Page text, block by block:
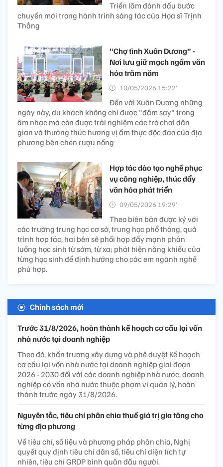
Triển lãm đánh dấu bước
chuyển mới trong hành trình sáng tác của Họa sĩ Trịnh
Thắng
"Chợ tình Xuân Dương” -
Nơi lưu giữ mạch ngầm văn
hóa trăm năm
10/05/2026 15:22’
Đến với Xuân Dương những
ngày này, du khách không chỉ được "đắm say" trong
âm nhạc mà còn được trải nghiệm các trò chơi dân
gian và thưởng thức hương vị ẩm thực độc đáo của địa
phương bên chén rượu nồng
Hợp tác đào tạo nghề phục
vụ công nghiệp, thúc đẩy
văn hóa phát triển
09/05/2026 19:29’
Theo biên bản được ký với
các trường trung học cơ sở, trung học phổ thông, quá
trình hợp tác, hai bên sẽ phối hợp đẩy mạnh phân
luồng học sinh từ sớm, từ xa; phát hiện năng khiếu của
từng học sinh để định hướng cho các em ngành nghề
phù hợp.
Chính sách mới
Trước 31/8/2026, hoàn thành kế hoạch cơ cấu lại vốn
nhà nước tại doanh nghiệp
Theo đó, khẩn trương xây dựng và phê duyệt Kế hoạch
cơ cấu lại vốn nhà nước tại doanh nghiệp giai đoạn
2026 - 2030 đối với các doanh nghiệp nhà nước, doanh
nghiệp có vốn nhà nước thuộc phạm vi quản lý, hoàn
thành trước ngày 31/8/2026.
Nguyên tắc, tiêu chí phân chia thuế giá trị gia tăng cho
từng địa phương
Về tiêu chí, số liệu và phương pháp phân chia, Nghị
quyết quy định tiêu chí dân số, tiêu chí diện tích tự
nhiên, tiêu chí GRDP bình quân đầu người.